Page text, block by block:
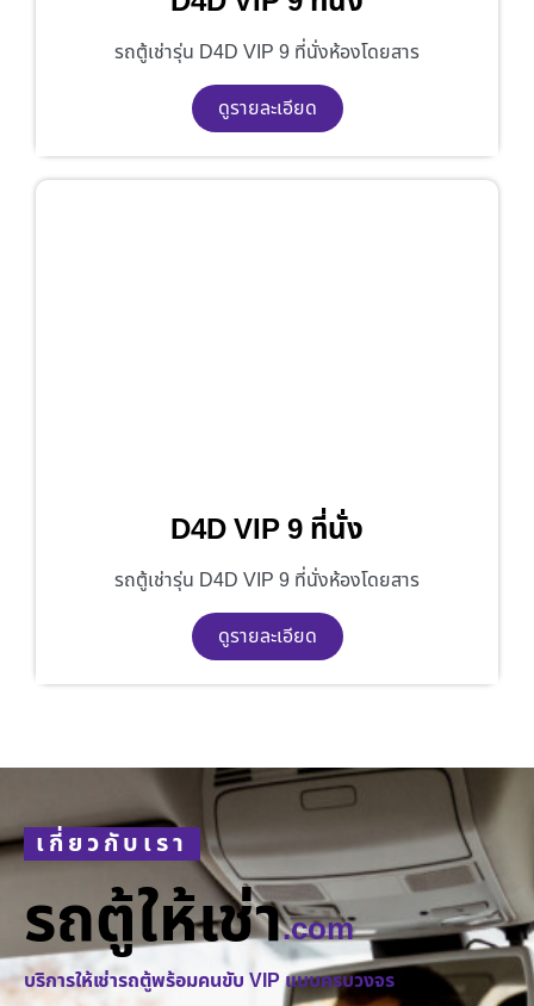
รถตู้เช่ารุ่น D4D VIP 9 ที่นั่งห้องโดยสาร
ดูรายละเอียด
D4D VIP 9 ที่นั่ง
รถตู้เช่ารุ่น D4D VIP 9 ที่นั่งห้องโดยสาร
ดูรายละเอียด
เกี่ยวกับเรา
รถตู้ให้เช่า.com
บริการให้เช่ารถตู้พร้อมคนขับ VIP แบบครบวงจร